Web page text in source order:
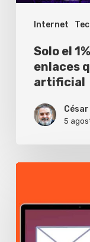
Internet
enlaces
inteligencia
artificial
Solo el
enlaces
artificial
5
banco